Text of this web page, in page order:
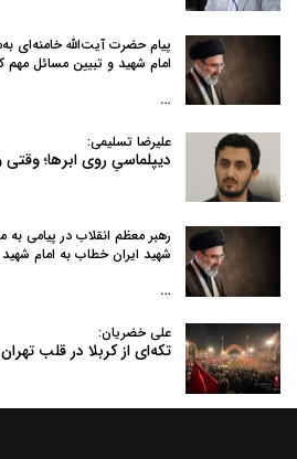
پیام حضرت آیت‌الله خامنه‌ای
امام شهید و تبیین مسائل مهم
…
علیرضا تسلیمی:
دیپلماسیِ روی ابرها؛
رهبر معظم انقلاب در پیامی
شهید ایران خطاب به امام
…
علی خضریان:
تکه‌ای از کربلا در قلب تهران